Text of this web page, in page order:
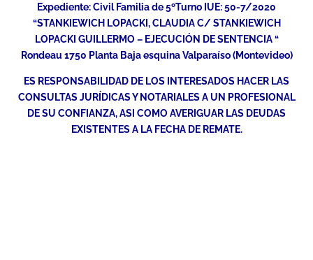
Expediente: Civil Familia de 5ºTurno IUE: 50-7/2020
“STANKIEWICH LOPACKI, CLAUDIA C/ STANKIEWICH
LOPACKI GUILLERMO – EJECUCIÓN DE SENTENCIA “
Rondeau 1750 Planta Baja esquina Valparaíso (Montevideo)
ES RESPONSABILIDAD DE LOS INTERESADOS HACER LAS
CONSULTAS JURÍDICAS Y NOTARIALES A UN PROFESIONAL
DE SU CONFIANZA, ASI COMO AVERIGUAR LAS DEUDAS
EXISTENTES A LA FECHA DE REMATE.